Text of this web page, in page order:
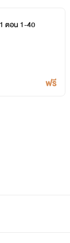
หม่ามี๊ตัวร้ายกับเสนาบดีตื๊อรัก เล่ม 1 ตอน 1-40
ฟรี